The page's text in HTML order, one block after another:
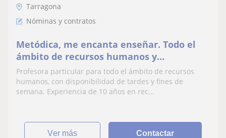
Tarragona
Nóminas y contratos
Metódica, me encanta enseñar. Todo el
ámbito de recursos humanos y
prevención
Profesora particular para todo el ámbito de recursos
humanos, con disponibilidad de tardes y fines de
semana. Experiencia de 10 años en rec...
ver más Contactar